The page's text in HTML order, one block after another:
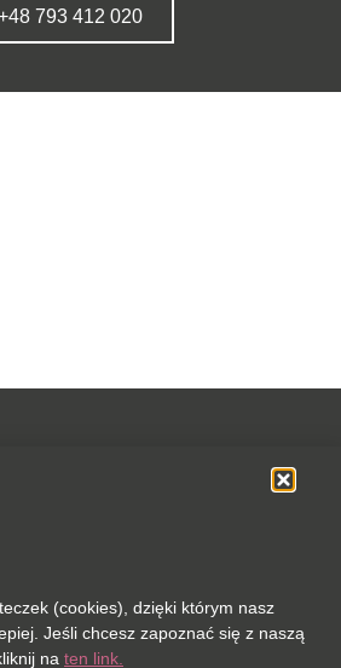
793 412 020
POLUBIONYCH (0 / 10)
(cookies), dzięki którym nasz
Jeśli chcesz zapoznać się z naszą
na ten link.